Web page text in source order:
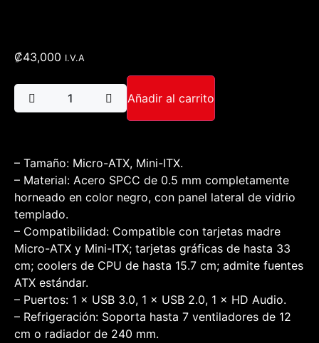
₡43,000 I.V.A
Añadir al carrito
– Tamaño: Micro-ATX, Mini-ITX.
– Material: Acero SPCC de 0.5 mm completamente
horneado en color negro, con panel lateral de vidrio
templado.
– Compatibilidad: Compatible con tarjetas madre
Micro-ATX y Mini-ITX; tarjetas gráficas de hasta 33
cm; coolers de CPU de hasta 15.7 cm; admite fuentes
ATX estándar.
– Puertos: 1 × USB 3.0, 1 × USB 2.0, 1 × HD Audio.
– Refrigeración: Soporta hasta 7 ventiladores de 12
cm o radiador de 240 mm.